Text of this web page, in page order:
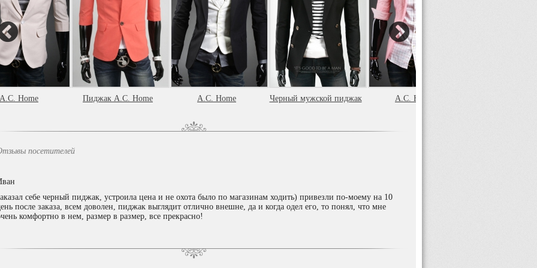
A.C. Home Пиджак A.C. Home A.C. Home Черный мужской пиджак A.C. Home
посетителей
себе черный пиджак, устроила цена и не охота было по магазинам ходить) привезли по-моему на 10
после заказа, всем доволен, пиджак выглядит отлично внешне, да и когда одел его, то понял, что мне
комфортно в нем, размер в размер, все прекрасно!